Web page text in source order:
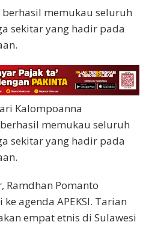
memukau seluruh
sekitar yang hadir pada
Kalompoanna
memukau seluruh
sekitar yang hadir pada
Ramdhan Pomanto
agenda APEKSI. Tarian
empat etnis di Sulawesi